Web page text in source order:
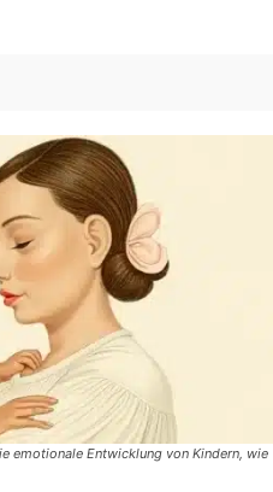
emotionale Entwicklung von Kindern, wie